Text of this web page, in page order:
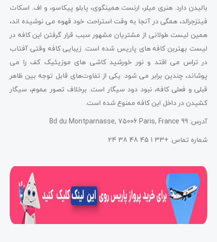
بالیدن دارد. هنری میلر، ارنست همینگوی، پابلو پیکاسو، و اف. اسکات
فیتزجرالد، همگی در آنجا به وقت استراحت خود قهوه می نوشیده اند،
همین لیست طولانی از مشتریان مشهور سبب قرار گرفتن این کافه در
لیست بهتربن کافه های پاریس شده است. زیبایی کافه وقتی آفتاب
در تراس می اقتد و نور خورشید کاشی های موزیئیک کف را می
پوشاند، چندین برابر می شود. یکی از تفاوت‌های قابل توجه بین ظاهر
قبلی و فعلی کافه، نبود دود سیگار است. برخلاف تصور عموم، سیگار
کشیدن در داخل این کافه ممنوع شده است.
آدرس: 99 Bd du Montparnasse, 75006 Paris, France
شماره تماس: +33 1 45 48 38 24